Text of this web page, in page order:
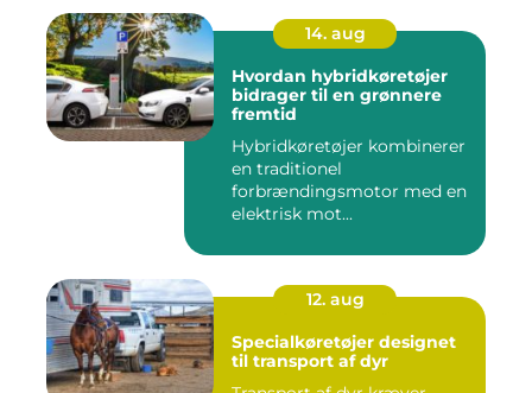
14. aug
Hvordan hybridkøretøjer
bidrager til en grønnere
fremtid
Hybridkøretøjer kombinerer
en traditionel
forbrændingsmotor med en
elektrisk mot...
12. aug
Specialkøretøjer designet
til transport af dyr